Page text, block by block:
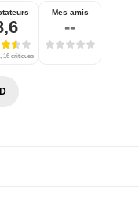
16 critiques
Mes amis
--